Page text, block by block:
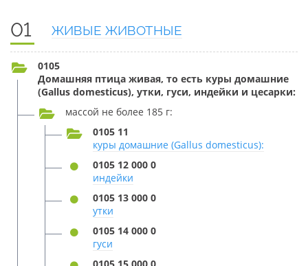
01 ЖИВЫЕ ЖИВОТНЫЕ
0105
Домашняя птица живая, то есть куры домашние
(Gallus domesticus), утки, гуси, индейки и цесарки:
массой не более 185 г:
0105 11
куры домашние (Gallus domesticus):
0105 12 000 0
индейки
0105 13 000 0
утки
0105 14 000 0
гуси